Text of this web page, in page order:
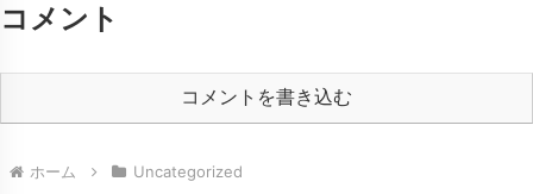
コメント
コメントを書き込む
ホーム Uncategorized